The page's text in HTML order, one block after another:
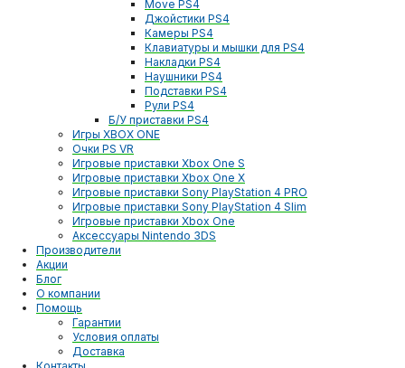
Move PS4
Джойстики PS4
Камеры PS4
Клавиатуры и мышки для PS4
Накладки PS4
Наушники PS4
Подставки PS4
Рули PS4
Б/У приставки PS4
Игры XBOX ONE
Очки PS VR
Игровые приставки Xbox One S
Игровые приставки Xbox One X
Игровые приставки Sony PlayStation 4 PRO
Игровые приставки Sony PlayStation 4 Slim
Игровые приставки Xbox One
Аксессуары Nintendo 3DS
Производители
Акции
Блог
О компании
Помощь
Гарантии
Условия оплаты
Доставка